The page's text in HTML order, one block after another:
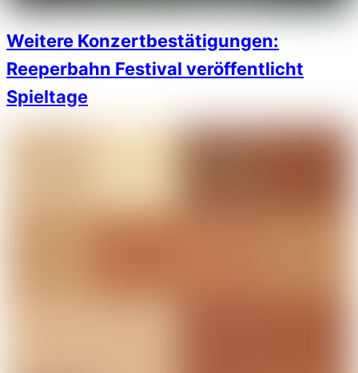
Weitere Konzertbestätigungen:
Reeperbahn Festival veröffentlicht
Spieltage